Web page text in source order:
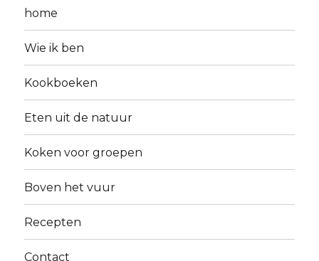
home
Wie ik ben
Kookboeken
Eten uit de natuur
Koken voor groepen
Boven het vuur
Recepten
Contact